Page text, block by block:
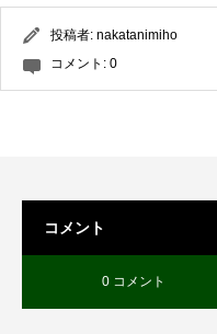
投稿者: nakatanimiho
コメント: 0
コメント
0 コメント